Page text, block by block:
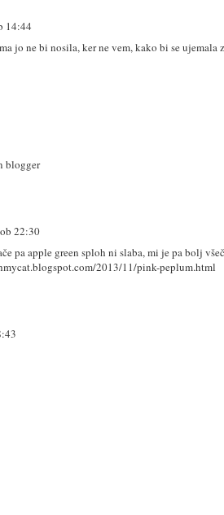
14:44
jo ne bi nosila, ker ne vem, kako bi se ujemala
blogger
22:30
pa apple green sploh ni slaba, mi je pa bolj
2013/11/pink-peplum.html